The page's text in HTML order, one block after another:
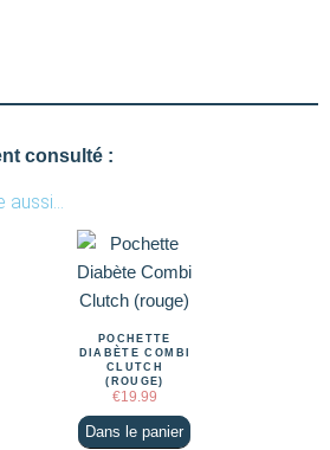
consulté :
aussi…
POCHETTE
DIABÈTE COMBI
CLUTCH
(ROUGE)
€19.99
Dans le panier